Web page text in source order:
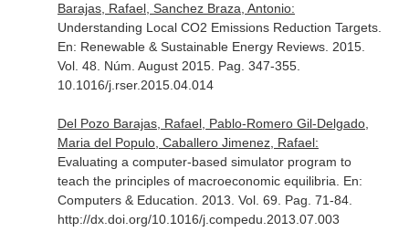
Barajas, Rafael, Sanchez Braza, Antonio:
Understanding Local CO2 Emissions Reduction Targets.
En: Renewable & Sustainable Energy Reviews. 2015.
Vol. 48. Núm. August 2015. Pag. 347-355.
10.1016/j.rser.2015.04.014
Del Pozo Barajas, Rafael, Pablo-Romero Gil-Delgado,
Maria del Populo, Caballero Jimenez, Rafael:
Evaluating a computer-based simulator program to
teach the principles of macroeconomic equilibria. En:
Computers & Education . 2013. Vol. 69. Pag. 71-84.
http://dx.doi.org/10.1016/j.compedu.2013.07.003